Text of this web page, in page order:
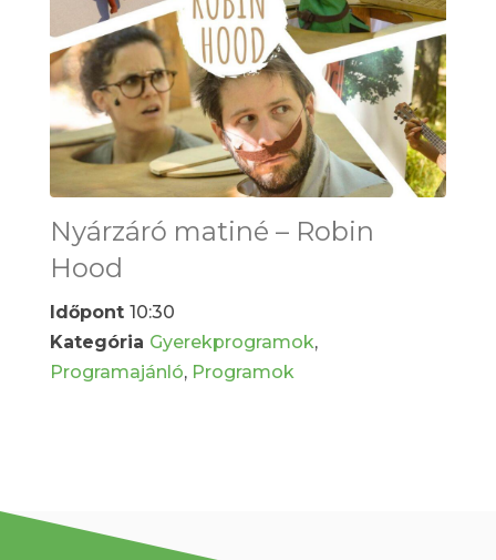
Nyárzáró matiné – Robin
Hood
Időpont 10:30
Kategória Gyerekprogramok,
Programajánló, Programok